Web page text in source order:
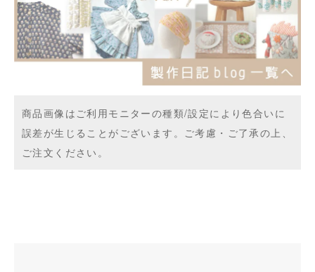
商品画像はご利用モニターの種類/設定により色合いに
誤差が生じることがございます。ご考慮・ご了承の上、
ご注文ください。